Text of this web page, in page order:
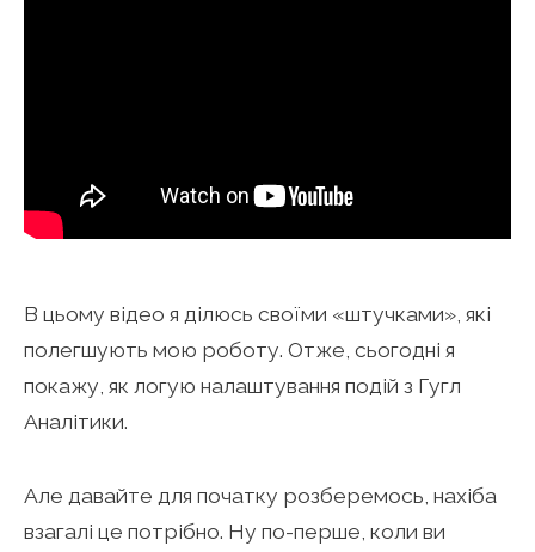
В цьому відео я ділюсь своїми «штучками», які
полегшують мою роботу. Отже, сьогодні я
покажу, як логую налаштування подій з Гугл
Аналітики.
Але давайте для початку розберемось, нахіба
взагалі це потрібно. Ну по-перше, коли ви